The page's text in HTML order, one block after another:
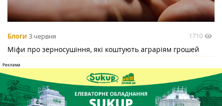
Блоги 3 червня 1710
Міфи про зерносушіння, які коштують аграріям грошей